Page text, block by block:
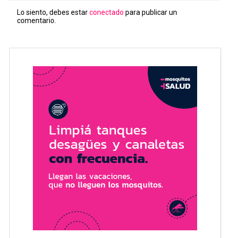
Lo siento, debes estarconectado para publicar un
comentario.